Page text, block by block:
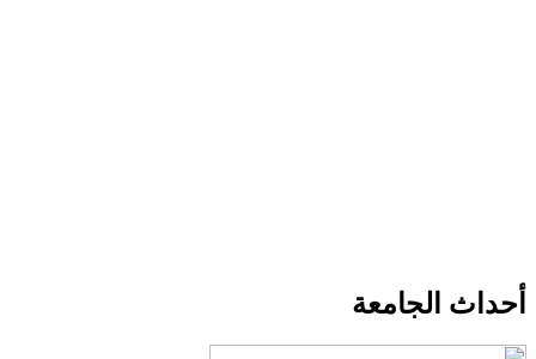
أحداث الجامعة